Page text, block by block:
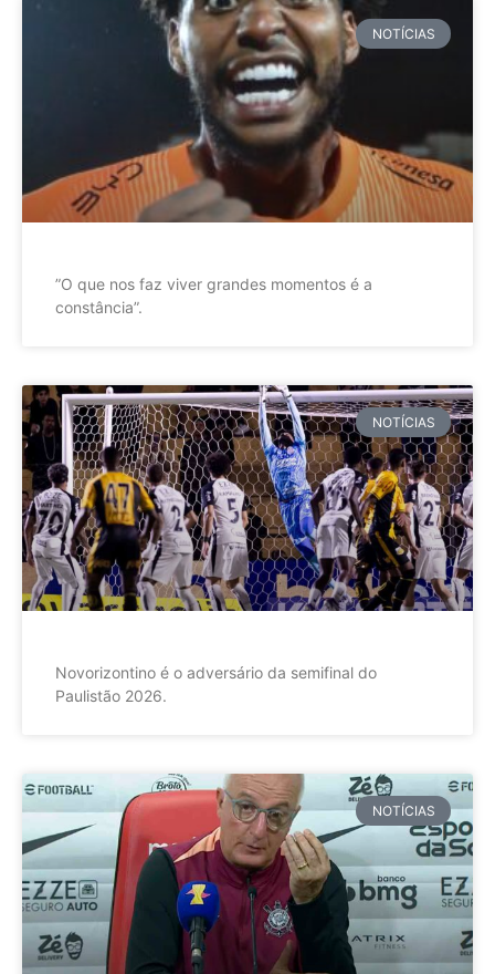
NOTÍCIAS
”O que nos faz viver grandes momentos é a
constância”.
NOTÍCIAS
Novorizontino é o adversário da semifinal do
Paulistão 2026.
NOTÍCIAS